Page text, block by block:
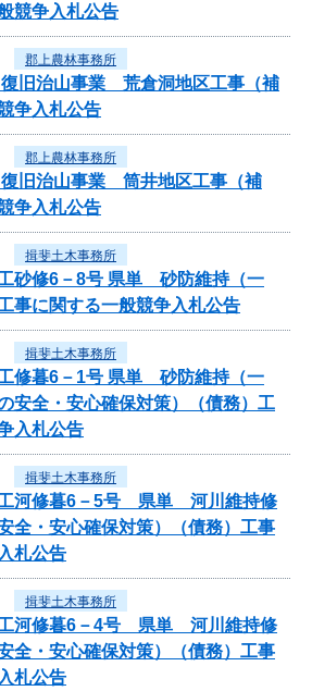
競争入札公告
郡上農林事務所
復旧治山事業 荒倉洞地区工事（補
争入札公告
郡上農林事務所
復旧治山事業 筒井地区工事（補
争入札公告
揖斐土木事務所
工砂修6－8号 県単 砂防維持（一
事に関する一般競争入札公告
揖斐土木事務所
工修暮6－1号 県単 砂防維持（一
安全・安心確保対策）（債務）工
入札公告
揖斐土木事務所
工河修暮6－5号 県単 河川維持修
全・安心確保対策）（債務）工事
札公告
揖斐土木事務所
工河修暮6－4号 県単 河川維持修
全・安心確保対策）（債務）工事
札公告